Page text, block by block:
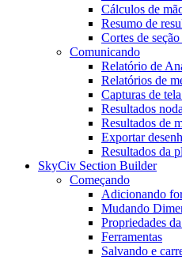
Cálculos de
Resumo de
Cortes de
Comunicando
Relatório de
Relatórios de
Capturas de
Resultados
Resultados de
Exportar
Resultados da
SkyCiv Section Builder
Começando
Adicionando
Mudando
Propriedades
Ferramentas
Salvando e